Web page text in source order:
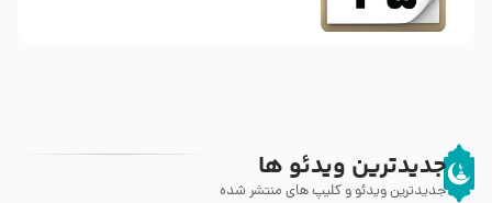
جدیدترین ویدئو ها
جدیدترین ویدئو و کلیپ های منتشر شده